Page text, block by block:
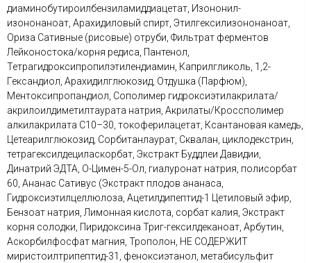
диаминобутироилбензиламиддиацетат, Изононил-
изононаноат, Арахидиловый спирт, Этилгексилизононаноат,
Ориза Сативные (рисовые) отруби, Фильтрат ферментов
Лейконостока/корня редиса, Пантенол,
Тетрагидроксипропилэтилендиамин, Каприлгликоль, 1,2-
Гександиол, Арахидилглюкозид, Отдушка (Парфюм),
Ментоксипропандиол, Сополимер гидроксиэтилакрилата/
акрилоилдиметилтаурата натрия, Акрилаты/Кроссполимер
алкилакрилата C10–30, токоферилацетат, Ксантановая камедь,
Цетеарилглюкозид, Сорбитанлаурат, Сквалан, циклодекстрин,
тетрагексилдециласкорбат, Экстракт Буддлеи Давидии,
Динатрий ЭДТА, О-Цимен-5-Ол, гиалуронат натрия, полисорбат
60, Ананас Сативус (Экстракт плодов ананаса,
Гидроксиэтилцеллюлоза, Ацетилдипептид-1 Цетиловый эфир,
Бензоат натрия, Лимонная кислота, сорбат калия, Экстракт
корня солодки, Пиридоксина Триг-гексилдеканоат, Арбутин,
Аскорбилфосфат магния, Трополон, НЕ СОДЕРЖИТ
миристоилтрипептид-31, феноксиэтанол, метабисульфит